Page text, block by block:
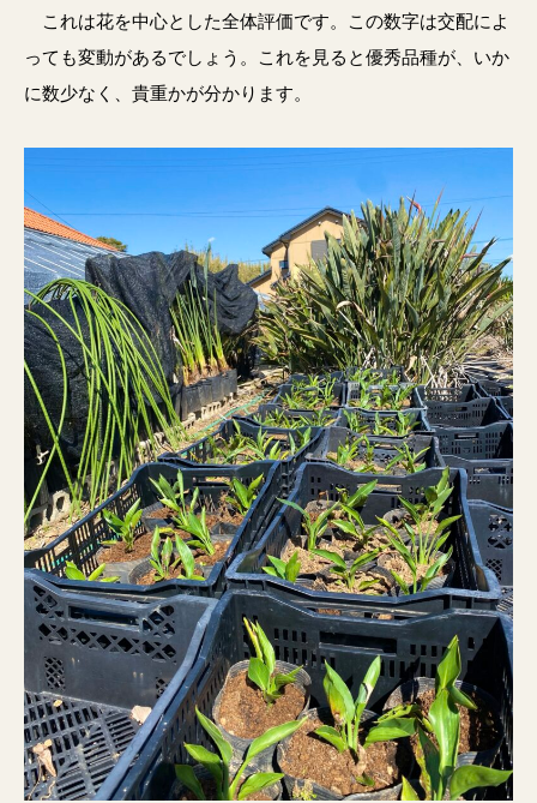
これは花を中心とした全体評価です。この数字は交配によ
っても変動があるでしょう。これを見ると優秀品種が、いか
に数少なく、貴重かが分かります。